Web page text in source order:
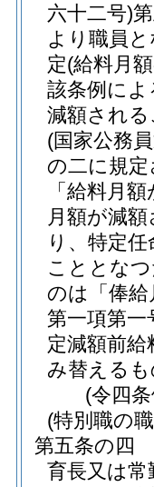
六十二号)
より職員
定(給料月
該条例に
減額され
(国家公務
の二に規
「給料月
月額が減
り、特定
こととな
のは「俸
第一項第一
定減額前
み替える
(令四
(特別職の
第五条の四
育長又は常